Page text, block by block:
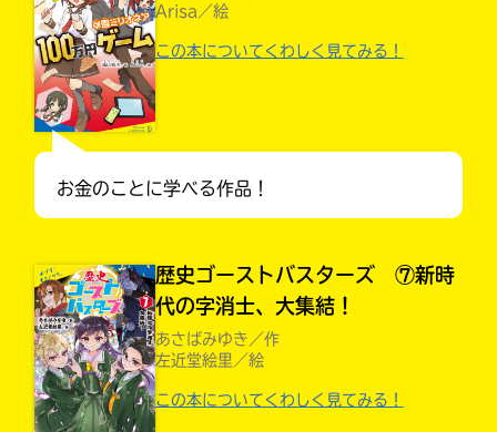
Arisa／絵
この本についてくわしく見てみる！
お金のことに学べる作品！
歴史ゴーストバスターズ ⑦新時
代の字消士、大集結！
あさばみゆき／作
左近堂絵里／絵
この本についてくわしく見てみる！